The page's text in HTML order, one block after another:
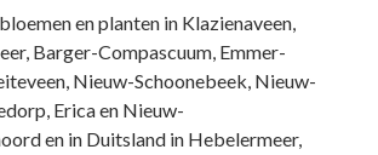
en planten in Klazienaveen,
Barger-Compascuum, Emmer-
Nieuw-Schoonebeek, Nieuw-
Erica en Nieuw-
en in Duitsland in Hebelermeer,